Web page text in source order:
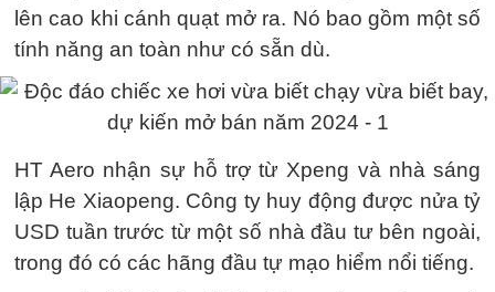
lên cao khi cánh quạt mở ra. Nó bao gồm một số
tính năng an toàn như có sẵn dù.
HT Aero nhận sự hỗ trợ từ Xpeng và nhà sáng
lập He Xiaopeng. Công ty huy động được nửa tỷ
USD tuần trước từ một số nhà đầu tư bên ngoài,
trong đó có các hãng đầu tự mạo hiểm nổi tiếng.